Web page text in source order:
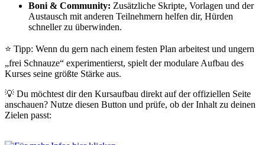
Boni & Community: Zusätzliche Skripte, Vorlagen und der
Austausch mit anderen Teilnehmern helfen dir, Hürden
schneller zu überwinden.
⭐ Tipp: Wenn du gern nach einem festen Plan arbeitest und ungern
„frei Schnauze“ experimentierst, spielt der modulare Aufbau des
Kurses seine größte Stärke aus.
💡 Du möchtest dir den Kursaufbau direkt auf der offiziellen Seite
anschauen? Nutze diesen Button und prüfe, ob der Inhalt zu deinen
Zielen passt: